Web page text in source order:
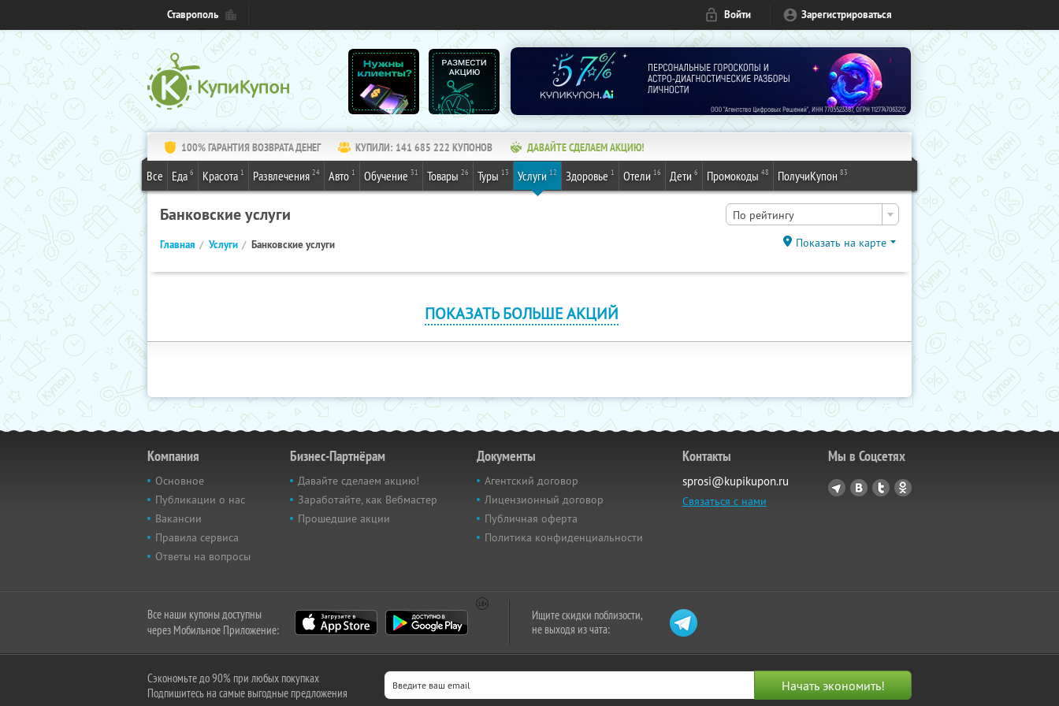
Ставрополь Войти Зарегистрироваться
100% ГАРАНТИЯ ВОЗВРАТА ДЕНЕГ КУПИЛИ: 141 685 222 КУПОНОВ ДАВАЙТЕ СДЕЛАЕМ АКЦИЮ!
Все Еда 6 Красота 1 Развлечения 24 Авто 1 Обучение 31 Товары 26 Туры 13 Услуги 12 Здоровье 1 Отели 16 Дети 6 Промокоды 48 ПолучиКупон 83
Банковские услуги По рейтингу
Главная Услуги Банковские услуги Показать на карте
ПОКАЗАТЬ БОЛЬШЕ АКЦИЙ
Компания
Основное
Публикации о нас
Вакансии
Правила сервиса
Ответы на вопросы
Бизнес-Партнёрам
Давайте сделаем акцию!
Заработайте, как Вебмастер
Прошедшие акции
Документы
Агентский договор
Лицензионный договор
Публичная оферта
Политика конфиденциальности
Контакты
sprosi@kupikupon.ru
Связаться с нами
Мы в Соцсетях
Все наши купоны доступны
через Мобильное Приложение:
Ищите скидки поблизости,
не выходя из чата:
Сэкономьте до 90% при любых покупках
Подпишитесь на самые выгодные предложения